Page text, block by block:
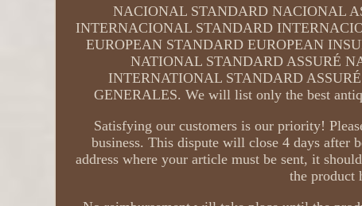
NACIONAL STANDARD NACIONAL
INTERNACIONAL STANDARD
EUROPEAN STANDARD EUROPEAN
NATIONAL STANDARD ASSURÉ
INTERNATIONAL STANDARD
GENERALES. We will list only the best
Satisfying our customers is our priority!
business. This dispute will close 4 days after
address where your article must be sent, it
the product